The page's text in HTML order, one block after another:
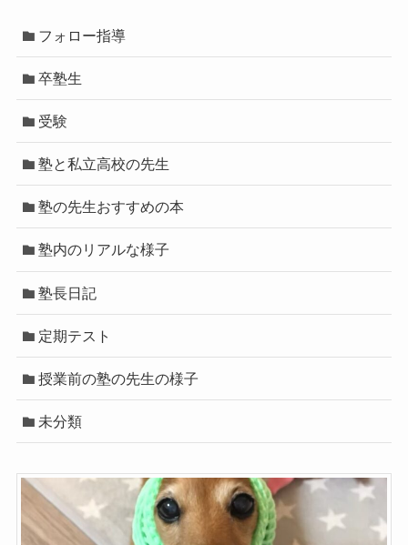
フォロー指導
卒塾生
受験
塾と私立高校の先生
塾の先生おすすめの本
塾内のリアルな様子
塾長日記
定期テスト
授業前の塾の先生の様子
未分類